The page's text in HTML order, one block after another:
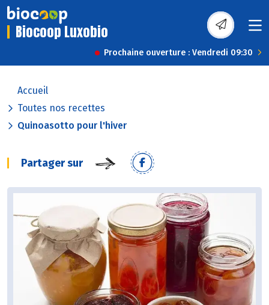
Biocoop Luxobio
Prochaine ouverture : Vendredi 09:30
Accueil
Toutes nos recettes
Quinoasotto pour l'hiver
Partager sur